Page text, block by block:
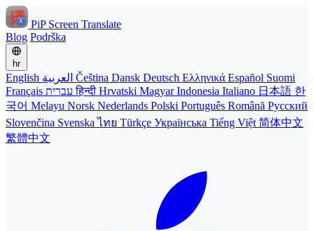
PiP Screen Translate
Blog Podrška
hr
English Čeština Dansk Deutsch Ελληνικά Español Suomi
Français
עבריתहिन्दी Hrvatski MagyarIndonesia Italiano 日本語 한
국어 Melayu Norsk Nederlands Polski Português Română Русский
Slovenčina Svenskaไทย Türkçe Українська Tiếng Việt 简体中文
繁體中文